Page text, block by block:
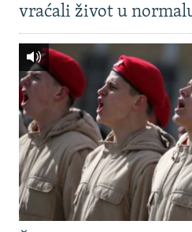
vraćali život u